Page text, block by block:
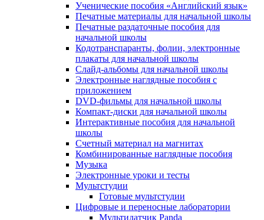
Ученические пособия «Английский язык»
Печатные материалы для начальной школы
Печатные раздаточные пособия для
начальной школы
Кодотранспаранты, фолии, электронные
плакаты для начальной школы
Слайд-альбомы для начальной школы
Электронные наглядные пособия с
приложением
DVD-фильмы для начальной школы
Компакт-диски для начальной школы
Интерактивные пособия для начальной
школы
Счетный материал на магнитах
Комбинированные наглядные пособия
Музыка
Электронные уроки и тесты
Мультстудии
Готовые мультстудии
Цифровые и переносные лаборатории
Мультидатчик Panda